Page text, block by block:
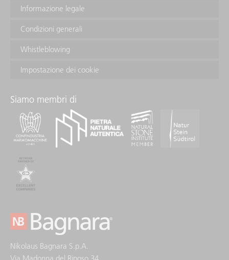
Informazione legale
Condizioni generali
Whistleblowing
Impostazione dei cookie
Siamo membri di
Nikolaus Bagnara S.p.A.
Via Madonna del Riposo 34